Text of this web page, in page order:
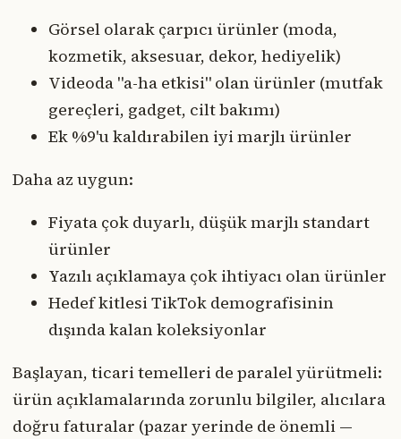
Görsel olarak çarpıcı ürünler (moda,
kozmetik, aksesuar, dekor, hediyelik)
Videoda "a-ha etkisi" olan ürünler (mutfak
gereçleri, gadget, cilt bakımı)
Ek %9'u kaldırabilen iyi marjlı ürünler
Daha az uygun:
Fiyata çok duyarlı, düşük marjlı standart
ürünler
Yazılı açıklamaya çok ihtiyacı olan ürünler
Hedef kitlesi TikTok demografisinin
dışında kalan koleksiyonlar
Başlayan, ticari temelleri de paralel yürütmeli:
ürün açıklamalarında zorunlu bilgiler, alıcılara
doğru faturalar (pazar yerinde de önemli —